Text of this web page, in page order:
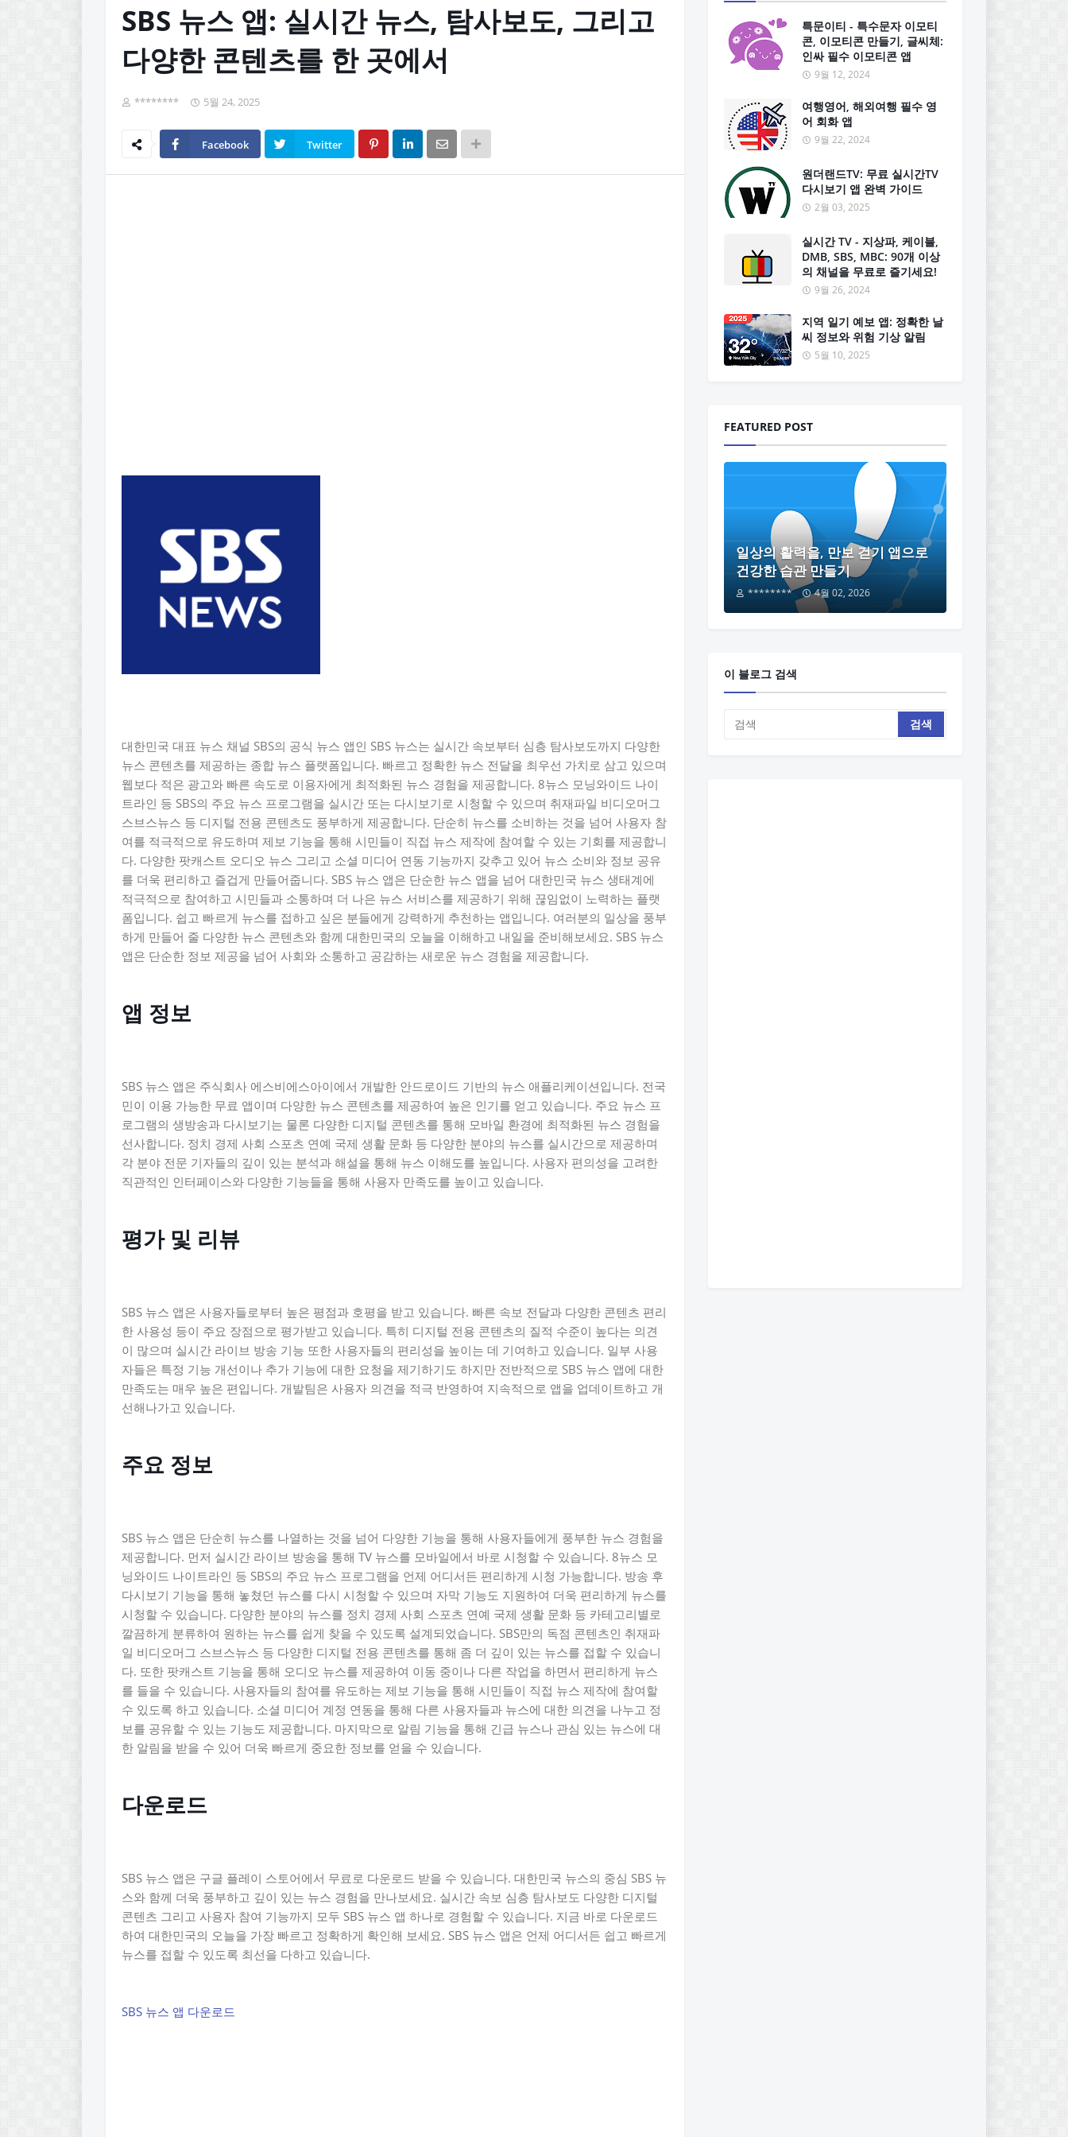
SBS 뉴스 앱: 실시간 뉴스, 탐사보도, 그리고
다양한 콘텐츠를 한 곳에서
******** 5월 24, 2025
Facebook Twitter
대한민국 대표 뉴스 채널 SBS의 공식 뉴스 앱인 SBS 뉴스는 실시간 속보부터 심층 탐사보도까지 다양한
뉴스 콘텐츠를 제공하는 종합 뉴스 플랫폼입니다. 빠르고 정확한 뉴스 전달을 최우선 가치로 삼고 있으며
웹보다 적은 광고와 빠른 속도로 이용자에게 최적화된 뉴스 경험을 제공합니다. 8뉴스 모닝와이드 나이
트라인 등 SBS의 주요 뉴스 프로그램을 실시간 또는 다시보기로 시청할 수 있으며 취재파일 비디오머그
스브스뉴스 등 디지털 전용 콘텐츠도 풍부하게 제공합니다. 단순히 뉴스를 소비하는 것을 넘어 사용자 참
여를 적극적으로 유도하며 제보 기능을 통해 시민들이 직접 뉴스 제작에 참여할 수 있는 기회를 제공합니
다. 다양한 팟캐스트 오디오 뉴스 그리고 소셜 미디어 연동 기능까지 갖추고 있어 뉴스 소비와 정보 공유
를 더욱 편리하고 즐겁게 만들어줍니다. SBS 뉴스 앱은 단순한 뉴스 앱을 넘어 대한민국 뉴스 생태계에
적극적으로 참여하고 시민들과 소통하며 더 나은 뉴스 서비스를 제공하기 위해 끊임없이 노력하는 플랫
폼입니다. 쉽고 빠르게 뉴스를 접하고 싶은 분들에게 강력하게 추천하는 앱입니다. 여러분의 일상을 풍부
하게 만들어 줄 다양한 뉴스 콘텐츠와 함께 대한민국의 오늘을 이해하고 내일을 준비해보세요. SBS 뉴스
앱은 단순한 정보 제공을 넘어 사회와 소통하고 공감하는 새로운 뉴스 경험을 제공합니다.
앱 정보
SBS 뉴스 앱은 주식회사 에스비에스아이에서 개발한 안드로이드 기반의 뉴스 애플리케이션입니다. 전국
민이 이용 가능한 무료 앱이며 다양한 뉴스 콘텐츠를 제공하여 높은 인기를 얻고 있습니다. 주요 뉴스 프
로그램의 생방송과 다시보기는 물론 다양한 디지털 콘텐츠를 통해 모바일 환경에 최적화된 뉴스 경험을
선사합니다. 정치 경제 사회 스포츠 연예 국제 생활 문화 등 다양한 분야의 뉴스를 실시간으로 제공하며
각 분야 전문 기자들의 깊이 있는 분석과 해설을 통해 뉴스 이해도를 높입니다. 사용자 편의성을 고려한
직관적인 인터페이스와 다양한 기능들을 통해 사용자 만족도를 높이고 있습니다.
평가 및 리뷰
SBS 뉴스 앱은 사용자들로부터 높은 평점과 호평을 받고 있습니다. 빠른 속보 전달과 다양한 콘텐츠 편리
한 사용성 등이 주요 장점으로 평가받고 있습니다. 특히 디지털 전용 콘텐츠의 질적 수준이 높다는 의견
이 많으며 실시간 라이브 방송 기능 또한 사용자들의 편리성을 높이는 데 기여하고 있습니다. 일부 사용
자들은 특정 기능 개선이나 추가 기능에 대한 요청을 제기하기도 하지만 전반적으로 SBS 뉴스 앱에 대한
만족도는 매우 높은 편입니다. 개발팀은 사용자 의견을 적극 반영하여 지속적으로 앱을 업데이트하고 개
선해나가고 있습니다.
주요 정보
SBS 뉴스 앱은 단순히 뉴스를 나열하는 것을 넘어 다양한 기능을 통해 사용자들에게 풍부한 뉴스 경험을
제공합니다. 먼저 실시간 라이브 방송을 통해 TV 뉴스를 모바일에서 바로 시청할 수 있습니다. 8뉴스 모
닝와이드 나이트라인 등 SBS의 주요 뉴스 프로그램을 언제 어디서든 편리하게 시청 가능합니다. 방송 후
다시보기 기능을 통해 놓쳤던 뉴스를 다시 시청할 수 있으며 자막 기능도 지원하여 더욱 편리하게 뉴스를
시청할 수 있습니다. 다양한 분야의 뉴스를 정치 경제 사회 스포츠 연예 국제 생활 문화 등 카테고리별로
깔끔하게 분류하여 원하는 뉴스를 쉽게 찾을 수 있도록 설계되었습니다. SBS만의 독점 콘텐츠인 취재파
일 비디오머그 스브스뉴스 등 다양한 디지털 전용 콘텐츠를 통해 좀 더 깊이 있는 뉴스를 접할 수 있습니
다. 또한 팟캐스트 기능을 통해 오디오 뉴스를 제공하여 이동 중이나 다른 작업을 하면서 편리하게 뉴스
를 들을 수 있습니다. 사용자들의 참여를 유도하는 제보 기능을 통해 시민들이 직접 뉴스 제작에 참여할
수 있도록 하고 있습니다. 소셜 미디어 계정 연동을 통해 다른 사용자들과 뉴스에 대한 의견을 나누고 정
보를 공유할 수 있는 기능도 제공합니다. 마지막으로 알림 기능을 통해 긴급 뉴스나 관심 있는 뉴스에 대
한 알림을 받을 수 있어 더욱 빠르게 중요한 정보를 얻을 수 있습니다.
다운로드
SBS 뉴스 앱은 구글 플레이 스토어에서 무료로 다운로드 받을 수 있습니다. 대한민국 뉴스의 중심 SBS 뉴
스와 함께 더욱 풍부하고 깊이 있는 뉴스 경험을 만나보세요. 실시간 속보 심층 탐사보도 다양한 디지털
콘텐츠 그리고 사용자 참여 기능까지 모두 SBS 뉴스 앱 하나로 경험할 수 있습니다. 지금 바로 다운로드
하여 대한민국의 오늘을 가장 빠르고 정확하게 확인해 보세요. SBS 뉴스 앱은 언제 어디서든 쉽고 빠르게
뉴스를 접할 수 있도록 최선을 다하고 있습니다.
SBS 뉴스 앱 다운로드
특문이티 - 특수문자 이모티
콘, 이모티콘 만들기, 글씨체:
인싸 필수 이모티콘 앱
9월 12, 2024
여행영어, 해외여행 필수 영
어 회화 앱
9월 22, 2024
원더랜드TV: 무료 실시간TV
다시보기 앱 완벽 가이드
2월 03, 2025
실시간 TV - 지상파, 케이블,
DMB, SBS, MBC: 90개 이상
의 채널을 무료로 즐기세요!
9월 26, 2024
지역 일기 예보 앱: 정확한 날
씨 정보와 위험 기상 알림
5월 10, 2025
FEATURED POST
일상의 활력을, 만보 걷기 앱으로
건강한 습관 만들기
******** 4월 02, 2026
이 블로그 검색